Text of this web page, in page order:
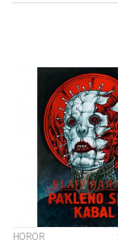
HOROR